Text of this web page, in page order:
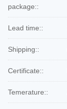
package::
Lead time::
Shipping::
Certificate::
Temerature::